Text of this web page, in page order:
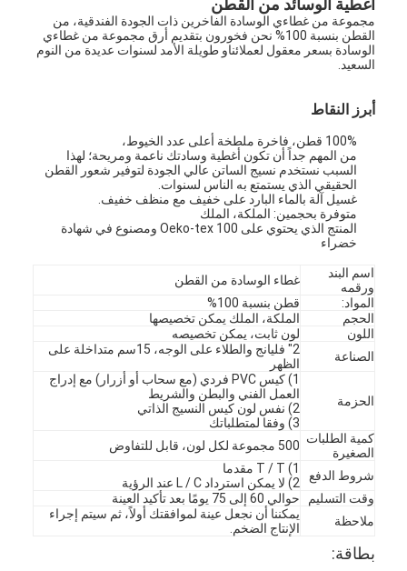
أغطية الوسائد من القطن
مجموعة من غطاءي الوسادة الفاخرين ذات الجودة الفندقية، من
القطن بنسبة 100% نحن فخورون بتقديم أرق مجموعة من غطاءي
الوسادة بسعر معقول لعملائناو طويلة الأمد لسنوات عديدة من النوم
السعيد.
أبرز النقاط
100% قطن، فاخرة ملطخة أعلى عدد الخيوط،
من المهم جداً أن تكون أغطية وسادتك ناعمة ومريحة؛ لهذا
السبب نستخدم نسيج الساتن عالي الجودة لتوفير شعور القطن
الحقيقي الذي يستمتع به الناس لسنوات.
غسيل آلة بالماء البارد على خفيف مع منظف خفيف.
متوفرة بحجمين: الملكة، الملك
المنتج الذي يحتوي على Oeko-tex 100 ومصنوع في شهادة
خضراء
اسم البند
ورقمه
غطاء الوسادة من القطن
المواد:
قطن بنسبة 100%
الحجم
الملكة، الملك يمكن تخصيصها
اللون
لون ثابت، يمكن تخصيصه
الصناعة
2" فليانج والطلاء على الوجه، 15سم متداخلة على
الظهر
الحزمة
1) كيس PVC فردي (مع سحاب أو أزرار) مع إدراج
العمل الفني والبطن والشريط
2) نفس لون كيس النسيج الذاتي
3) وفقا لمتطلباتك
كمية الطلبات
الصغيرة
500 مجموعة لكل لون، قابل للتفاوض
شروط الدفع
1) T / T مقدما
2) لا يمكن استرداد L / C عند الرؤية
وقت التسليم
حوالي 60 إلى 75 يومًا بعد تأكيد العينة
ملاحظة
يمكننا أن نجعل عينة لموافقتك أولاً، ثم سيتم إجراء
الإنتاج الضخم.
بطاقة: